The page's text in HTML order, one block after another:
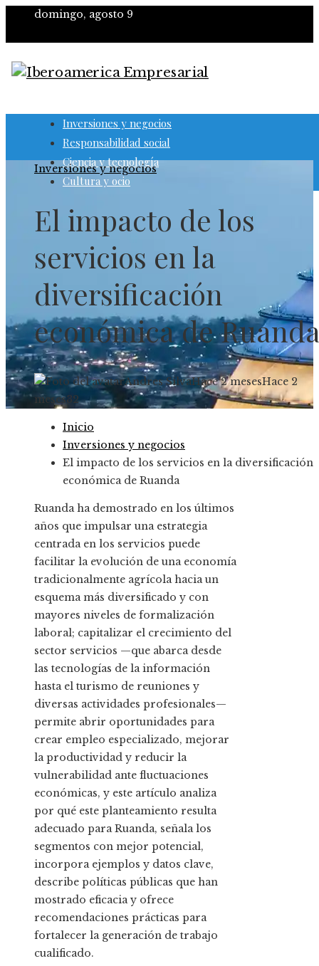
domingo, agosto 9
Inversiones y negocios
Responsabilidad social
Ciencia y tecnología
Cultura y ocio
Inversiones y negocios
El impacto de los
servicios en la
diversificación
económica de
Andres SilvaHace 2 mesesHace 2
meses32
Inicio
Inversiones y negocios
El impacto de los servicios en la diversificación
económica de Ruanda
Ruanda ha demostrado en los últimos
años que impulsar una estrategia
centrada en los servicios puede
facilitar la evolución de una economía
tradicionalmente agrícola hacia un
esquema más diversificado y con
mayores niveles de formalización
laboral; capitalizar el crecimiento del
sector servicios —que abarca desde
las tecnologías de la información
hasta el turismo de reuniones y
diversas actividades profesionales—
permite abrir oportunidades para
crear empleo especializado, mejorar
la productividad y reducir la
vulnerabilidad ante fluctuaciones
económicas, y este artículo analiza
por qué este planteamiento resulta
adecuado para Ruanda, señala los
segmentos con mejor potencial,
incorpora ejemplos y datos clave,
describe políticas públicas que han
mostrado eficacia y ofrece
recomendaciones prácticas para
fortalecer la generación de trabajo
cualificado.